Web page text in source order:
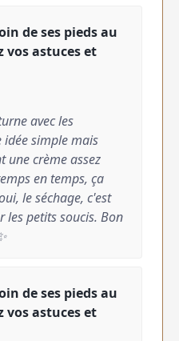
de ses pieds au
vos astuces et
avec les
idée simple mais
une crème assez
en temps, ça
le séchage, c'est
petits soucis. Bon
de ses pieds au
vos astuces et